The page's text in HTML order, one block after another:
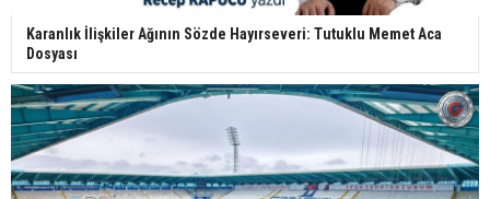
Karanlık İlişkiler Ağının Sözde Hayırseveri: Tutuklu Memet Aca
Dosyası